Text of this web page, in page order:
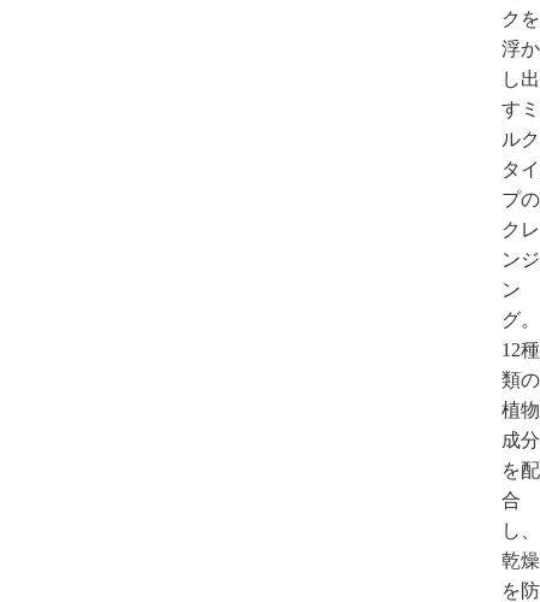
クを
浮か
し出
すミ
ルク
タイ
プの
クレ
ンジ
ン
グ。
12種
類の
植物
成分
を配
合
し、
乾燥
を防